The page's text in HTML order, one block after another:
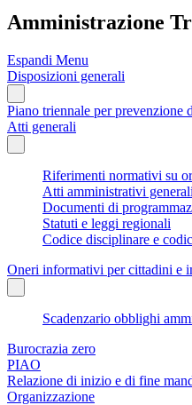
Amministrazione
Espandi Menu
Disposizioni generali
Piano triennale per prevenzione
Atti generali
Riferimenti normativi su
Atti amministrativi generali
Documenti di
Statuti e leggi regionali
Codice disciplinare e
Oneri informativi per cittadini e
Scadenzario obblighi
Burocrazia zero
PIAO
Relazione di inizio e di fine
Organizzazione